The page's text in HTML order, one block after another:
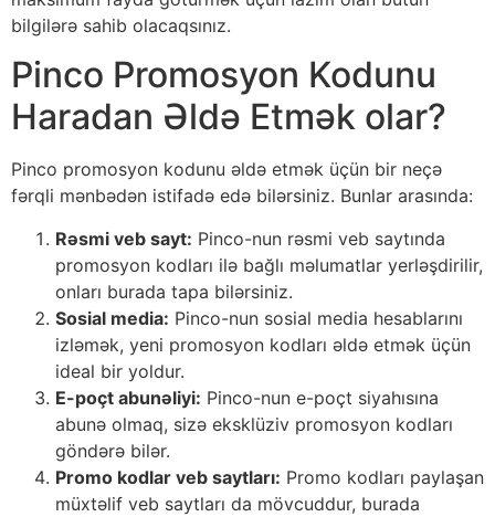
bilgilərə sahib olacaqsınız.
Pinco Promosyon Kodunu
Haradan Əldə Etmək olar?
Pinco promosyon kodunu əldə etmək üçün bir neçə
fərqli mənbədən istifadə edə bilərsiniz. Bunlar arasında:
Rəsmi veb sayt: Pinco-nun rəsmi veb saytında
promosyon kodları ilə bağlı məlumatlar yerləşdirilir,
onları burada tapa bilərsiniz.
Sosial media: Pinco-nun sosial media hesablarını
izləmək, yeni promosyon kodları əldə etmək üçün
ideal bir yoldur.
E-poçt abunəliyi: Pinco-nun e-poçt siyahısına
abunə olmaq, sizə eksklüziv promosyon kodları
göndərə bilər.
Promo kodlar veb saytları: Promo kodları paylaşan
müxtəlif veb saytları da mövcuddur, burada